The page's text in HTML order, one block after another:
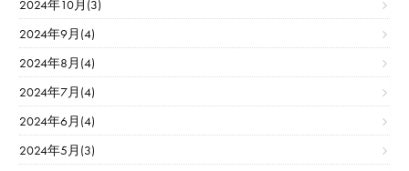
2024年10月(3)
2024年9月(4)
2024年8月(4)
2024年7月(4)
2024年6月(4)
2024年5月(3)